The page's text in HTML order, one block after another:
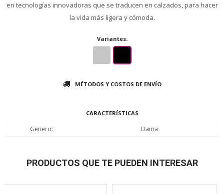
en tecnologías innovadoras que se traducen en calzados, para hacer
la vida más ligera y cómoda.
Variantes:
MÉTODOS Y COSTOS DE ENVÍO
CARACTERÍSTICAS
Genero Dama
PRODUCTOS QUE TE PUEDEN INTERESAR